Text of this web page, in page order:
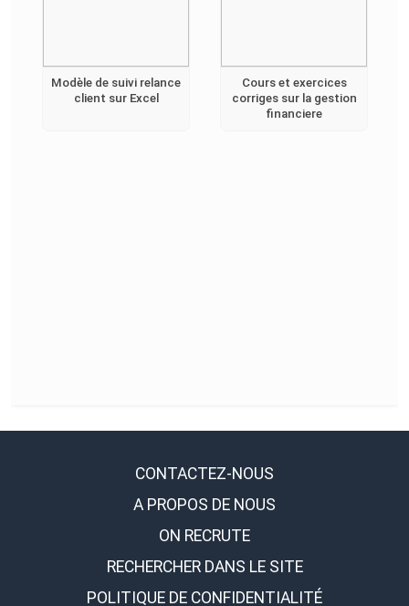
Modèle de suivi relance
client sur Excel
Cours et exercices
corriges sur la gestion
financiere
CONTACTEZ-NOUS
A PROPOS DE NOUS
ON RECRUTE
RECHERCHER DANS LE SITE
POLITIQUE DE CONFIDENTIALITÉ